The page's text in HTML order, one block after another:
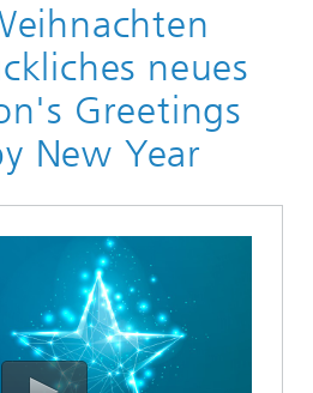
Digitalisierung / Diversity in digitalization
neues
Greetings
New Year